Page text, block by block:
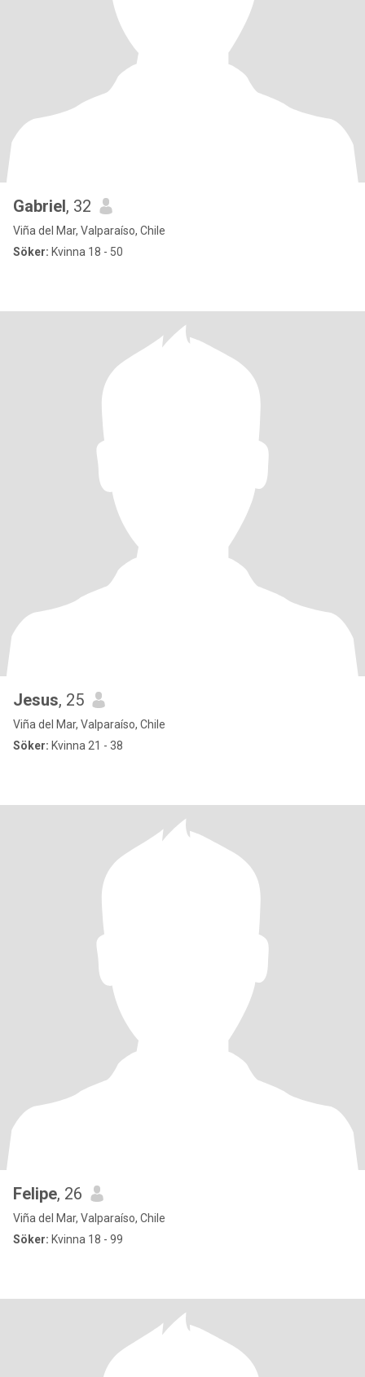
Gabriel, 32
Viña del Mar, Valparaíso, Chile
Söker: Kvinna 18 - 50
Jesus, 25
Viña del Mar, Valparaíso, Chile
Söker: Kvinna 21 - 38
Felipe, 26
Viña del Mar, Valparaíso, Chile
Söker: Kvinna 18 - 99